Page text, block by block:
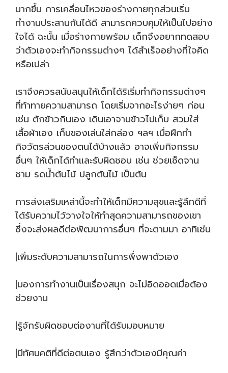
มากขึ้น การเคลื่อนไหวของร่างกายทุกส่วนเริ่ม
ทำงานประสานกันได้ดี สามารถควบคุมให้เป็นไปอย่าง
ใจได้ ฉะนั้น เมื่อร่างกายพร้อม เด็กจึงอยากทดสอบ
ว่าตัวเองจะทำกิจกรรมต่างๆ ได้สำเร็จอย่างที่ใจคิด
หรือเปล่า
เราจึงควรสนับสนุนให้เด็กได้ริเริ่มทำกิจกรรมต่างๆ
ที่ท้าทายความสามารถ โดยเริ่มจากอะไรง่ายๆ ก่อน
เช่น ตักข้าวกินเอง เดินเอาจานข้าวไปเก็บ สวมใส่
เสื้อผ้าเอง เก็บของเล่นใส่กล่อง ฯลฯ เมื่อฝึกทำ
กิจวัตรส่วนของตนได้บ้างแล้ว อาจเพิ่มกิจกรรม
อื่นๆ ให้เด็กได้ทำและรับผิดชอบ เช่น ช่วยเช็ดจาน
ชาม รดน้ำต้นไม้ ปลูกต้นไม้ เป็นต้น
การส่งเสริมเหล่านี้จะทำให้เด็กมีความสุขและรู้สึกดีที่
ได้รับความไว้วางใจให้ทำสุดความสามารถของเขา
ซึ่งจะส่งผลดีต่อพัฒนาการอื่นๆ ที่จะตามมา อาทิเช่น
|เพิ่มระดับความสามารถในการพึ่งพาตัวเอง
|มองการทำงานเป็นเรื่องสนุก จะไม่อิดออดเมื่อต้อง
ช่วยงาน
|รู้จักรับผิดชอบต่องานที่ได้รับมอบหมาย
|มีทัศนคติที่ดีต่อตนเอง รู้สึกว่าตัวเองมีคุณค่า